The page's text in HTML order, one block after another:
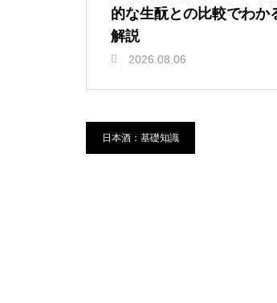
的な生酛との比較でわか
解説
2026.08.06
日本酒：基礎知識